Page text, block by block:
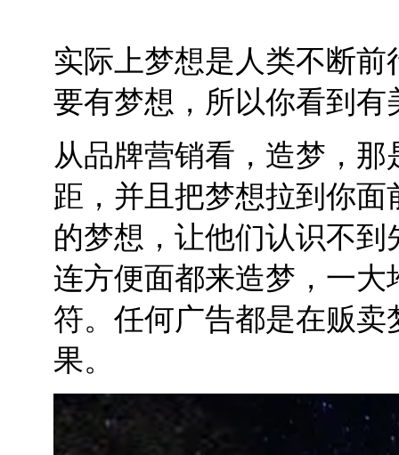
实际上梦想是人类不断
要有梦想，所以你看到
从品牌营销看，造梦，
距，并且把梦想拉到你
的梦想，让他们认识不
连方便面都来造梦，一
符。任何广告都是在贩
果。